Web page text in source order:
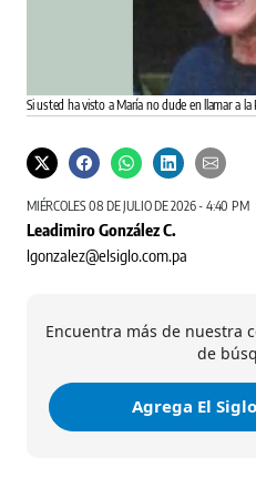
Si usted ha visto a María no dude en llamar a la
MIÉRCOLES 08 DE JULIO DE 2026 - 4:40 PM
Leadimiro González C.
lgonzalez@elsiglo.com.pa
Encuentra más de nuestra
de
Agrega El